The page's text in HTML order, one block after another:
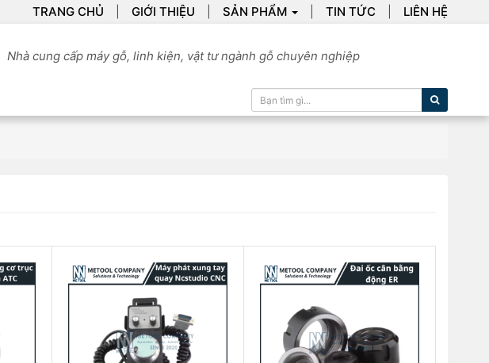
TRANG CHỦ GIỚI THIỆU SẢN PHẨM TIN TỨC LIÊN HỆ
Nhà cung cấp máy gỗ, linh kiện, vật tư ngành gỗ chuyên nghiệp